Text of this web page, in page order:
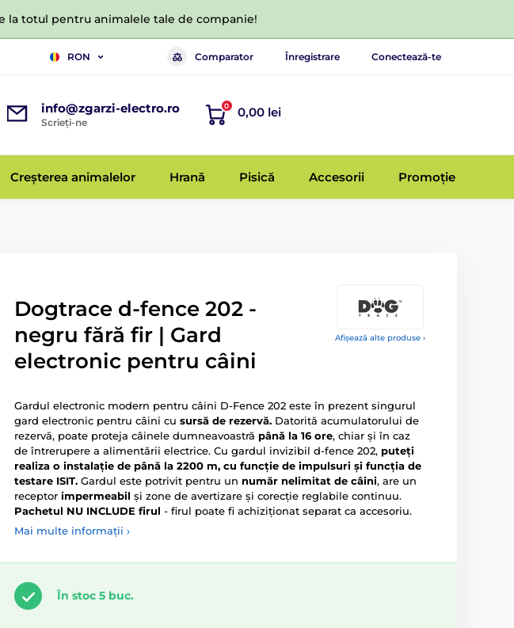
la totul pentru animalele tale de companie!
RON Comparator Înregistrare Conectează-te
info@zgarzi-electro.ro
Scrieți-ne
0 0,00 lei
Creșterea animalelor Hrană Pisică Accesorii Promoție
Afișează alte produse ›
Dogtrace d‑fence 202 -
negru fără fir | Gard
electronic pentru câini
Gardul electronic modern pentru câini D-Fence 202 este în prezent singurul
gard electronic pentru câini cu sursă de rezervă. Datorită acumulatorului de
rezervă, poate proteja câinele dumneavoastră până la 16 ore, chiar și în caz
de întrerupere a alimentării electrice. Cu gardul invizibil d-fence 202, puteți
realiza o instalație de până la 2200 m, cu funcție de impulsuri și funcția de
testare ISIT. Gardul este potrivit pentru un număr nelimitat de câini, are un
receptor impermeabil și zone de avertizare și corecție reglabile continuu.
Pachetul NU INCLUDE firul - firul poate fi achiziționat separat ca accesoriu.
Mai multe informații ›
În stoc 5 buc.